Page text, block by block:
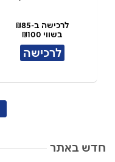
לרכישה ב-₪85
בשווי ₪100
לרכישה
חדש באתר